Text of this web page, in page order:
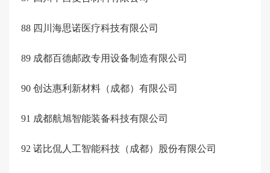
88 四川海思诺医疗科技有限公司
89 成都百德邮政专用设备制造有限公司
90 创达惠利新材料（成都）有限公司
91 成都航旭智能装备科技有限公司
92 诺比侃人工智能科技（成都）股份有限公司